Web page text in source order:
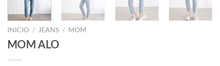
INICIO / JEANS / MOM
MOM ALO